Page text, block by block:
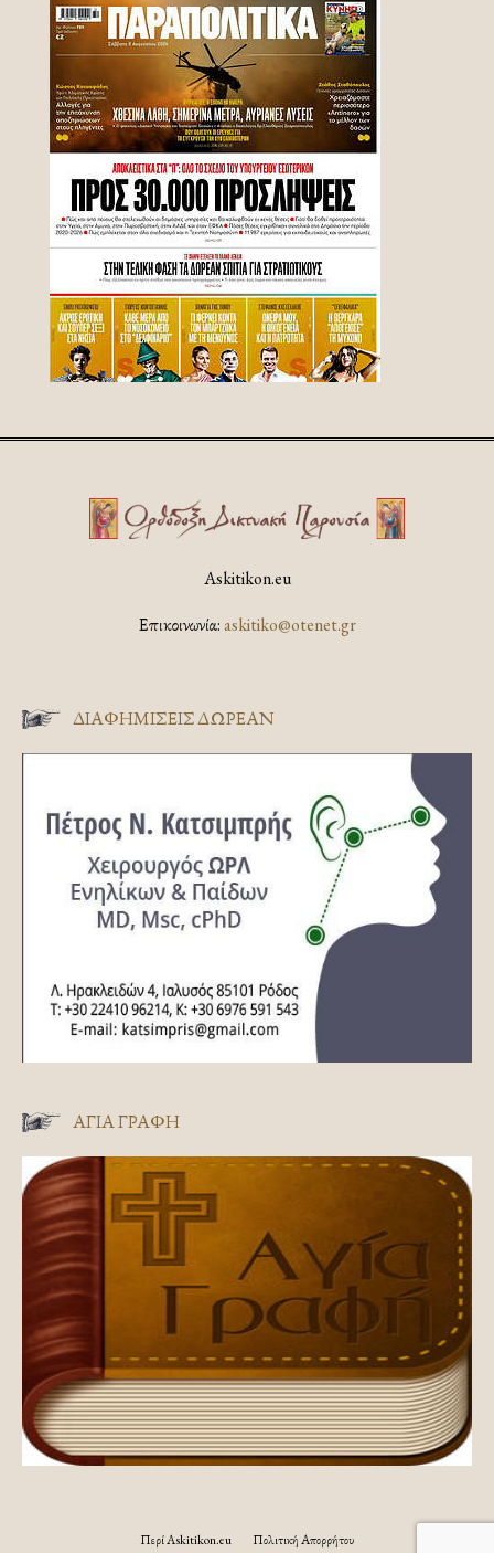
Askitikon.eu
Επικοινωνία:askitiko@otenet.gr
ΔΙΑΦΗΜΊΣΕΙΣ ΔΩΡΕΆΝ
ΑΓΊΑ ΓΡΑΦΉ
Περί Askitikon.eu Πολιτική Απορρήτου